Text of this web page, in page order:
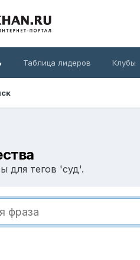
Таблица лидеров Клубы
для тегов 'суд'.